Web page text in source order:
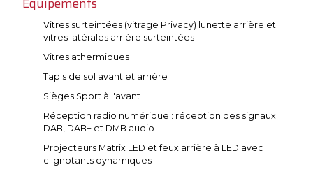
Vitres surteintées (vitrage Privacy) lunette arrière et
vitres latérales arrière surteintées
Vitres athermiques
Tapis de sol avant et arrière
Sièges Sport à l'avant
Réception radio numérique : réception des signaux
DAB, DAB+ et DMB audio
Projecteurs Matrix LED et feux arrière à LED avec
clignotants dynamiques